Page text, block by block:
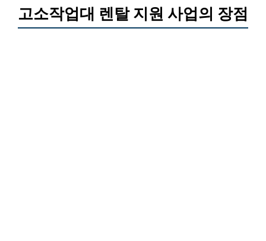
고소작업대 렌탈 지원 사업의 장점